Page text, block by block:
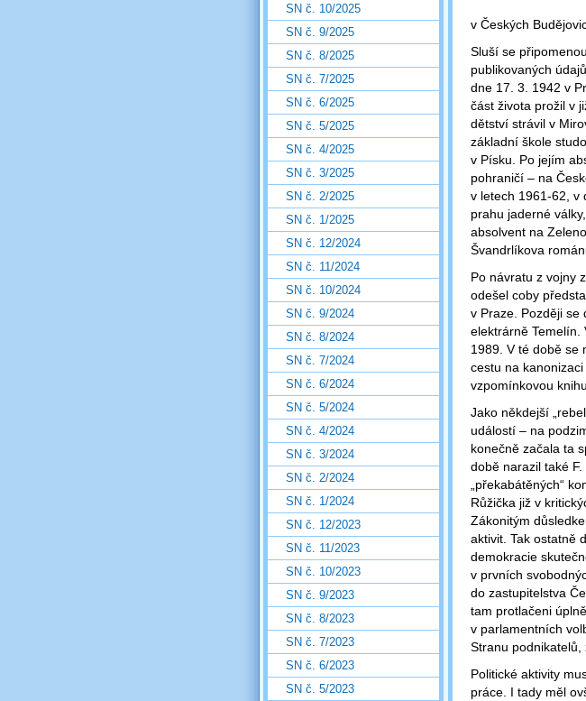
v Českých
Sluší se
publikovaných
dne 17. 3. 1942 v
část života prožil v
dětství strávil v
základní škole
v Písku. Po jejím
pohraničí – na
v letech 1961-62, v
prahu jaderné
absolvent na
Švandrlíkova
Po návratu z vojny
odešel coby
v Praze. Později se
elektrárně Temelín.
1989. V té době se
cestu na
vzpomínkovou
Jako někdejší
událostí – na
konečně začala ta
době narazil také
„překabátěných“
Růžička již v
Zákonitým
aktivit. Tak ostatně
demokracie
v prvních
do zastupitelstva
tam protlačeni
v parlamentních
Stranu
Politické aktivity
práce. I tady měl
SN č. 10/2025
SN č. 9/2025
SN č. 8/2025
SN č. 7/2025
SN č. 6/2025
SN č. 5/2025
SN č. 4/2025
SN č. 3/2025
SN č. 2/2025
SN č. 1/2025
SN č. 12/2024
SN č. 11/2024
SN č. 10/2024
SN č. 9/2024
SN č. 8/2024
SN č. 7/2024
SN č. 6/2024
SN č. 5/2024
SN č. 4/2024
SN č. 3/2024
SN č. 2/2024
SN č. 1/2024
SN č. 12/2023
SN č. 11/2023
SN č. 10/2023
SN č. 9/2023
SN č. 8/2023
SN č. 7/2023
SN č. 6/2023
SN č. 5/2023